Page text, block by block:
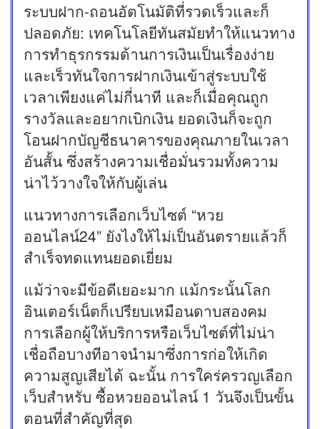
ระบบฝาก-ถอนอัตโนมัติที่รวดเร็วและก็
ปลอดภัย: เทคโนโลยีทันสมัยทำให้แนวทาง
การทำธุรกรรมด้านการเงินเป็นเรื่องง่าย
และเร็วทันใจการฝากเงินเข้าสู่ระบบใช้
เวลาเพียงแค่ไม่กี่นาที และก็เมื่อคุณถูก
รางวัลและอยากเบิกเงิน ยอดเงินก็จะถูก
โอนฝากบัญชีธนาคารของคุณภายในเวลา
อันสั้น ซึ่งสร้างความเชื่อมั่นรวมทั้งความ
น่าไว้วางใจให้กับผู้เล่น
แนวทางการเลือกเว็บไซต์ “หวย
ออนไลน์24” ยังไงให้ไม่เป็นอันตรายแล้วก็
สำเร็จทดแทนยอดเยี่ยม
แม้ว่าจะมีข้อดีเยอะมาก แม้กระนั้นโลก
อินเตอร์เน็ตก็เปรียบเหมือนดาบสองคม
การเลือกผู้ให้บริการหรือเว็บไซต์ที่ไม่น่า
เชื่อถือบางทีอาจนำมาซึ่งการก่อให้เกิด
ความสูญเสียได้ ฉะนั้น การใคร่ครวญเลือก
เว็บสำหรับ ซื้อหวยออนไลน์ 1 วันจึงเป็นขั้น
ตอนที่สำคัญที่สุด